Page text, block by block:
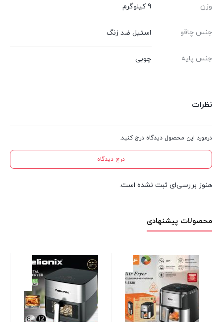
وزن 9 کیلوگرم
جنس چاقو استیل ضد زنگ
جنس پایه چوبی
نظرات
درمورد این محصول دیدگاه درج کنید.
درج دیدگاه
هنوز بررسی‌ای ثبت نشده است.
محصولات پیشنهادی